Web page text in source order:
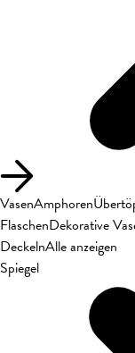
VasenAmphoren
FlaschenDekorative
DeckelnAlle anzeigen
Spiegel